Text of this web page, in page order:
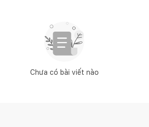
Chưa có bài viết nào